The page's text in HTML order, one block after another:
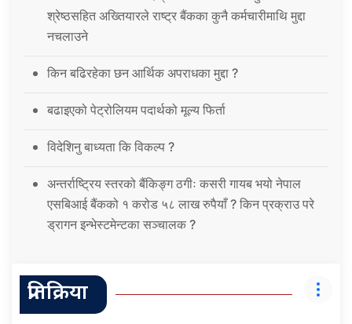
श्रेष्ठसहित अख्तियारले राष्ट्र बैंकका कुनै कर्मचारीमाथि मुद्दा
नचलाउने
किन बढिरहेका छन आर्थिक अपराधका मुद्दा ?
बढाइएको पेट्रोलियम पदार्थको मूल्य फिर्ता
विदेशिनु बाध्यता कि विकल्प ?
अन्तर्राष्ट्रिय स्तरको बैंकिङ्ग ठगीः कसरी गायब भयो नेपाल
एसबिआई बैंकको १ करोड ५८ लाख रुपैयाँ ? किन प्रक्राउ परे
ड्रागन इन्भेस्टमेन्टका सञ्चालक ?
प्रतिक्रिया